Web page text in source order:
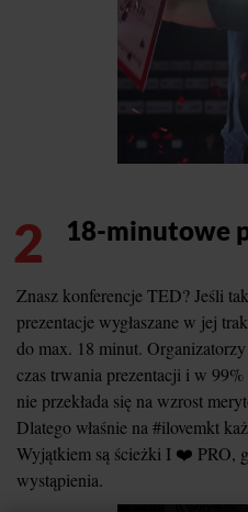
2 18-minutowe
Znasz konferencje TED? Jeśli
prezentacje wygłaszane w jej
do max. 18 minut.
czas trwania prezentacji i w
nie przekłada się na wzrost
Dlatego właśnie na #ilovemkt
Wyjątkiem są ścieżki I ❤️ PRO,
wystąpienia.